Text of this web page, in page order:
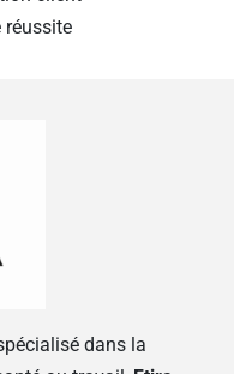
réussite
dans la